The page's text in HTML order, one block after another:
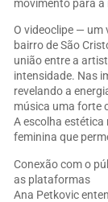
movimento para a
O videoclipe — um
bairro de São
união entre a
intensidade. Nas
revelando a
música uma forte
A escolha estética
feminina que
Conexão com o
as plataformas
Ana Petkovic